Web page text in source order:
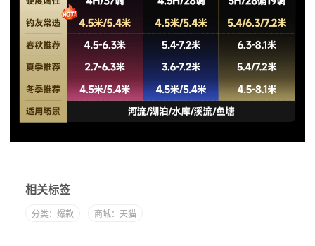
相关标签
分类：爆款 商城：天猫